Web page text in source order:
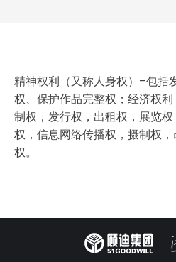
精神权利（又称人身权）–包括
权、保护作品完整权；经济权
制权，发行权，出租权，展览
权，信息网络传播权，摄制权
权。